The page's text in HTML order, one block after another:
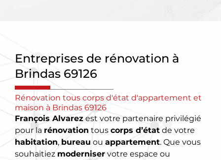
Entreprises de rénovation à
Brindas 69126
Rénovation tous corps d'état d'appartement et
maison à Brindas 69126
François Alvarez est votre partenaire privilégié
pour la rénovation tous corps d’état de votre
habitation, bureau ou appartement. Que vous
souhaitiez moderniservotre espace ou